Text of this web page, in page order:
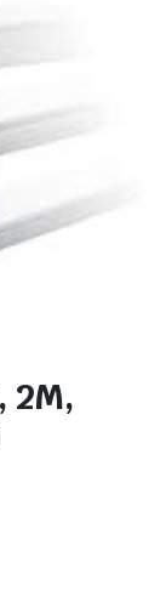
2M,